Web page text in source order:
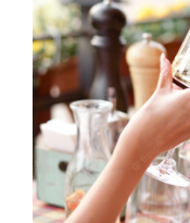
De